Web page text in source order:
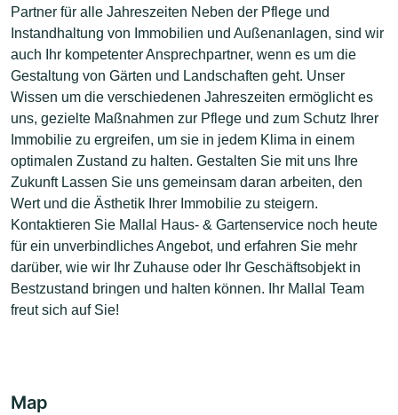
Partner für alle Jahreszeiten Neben der Pflege und
Instandhaltung von Immobilien und Außenanlagen, sind wir
auch Ihr kompetenter Ansprechpartner, wenn es um die
Gestaltung von Gärten und Landschaften geht. Unser
Wissen um die verschiedenen Jahreszeiten ermöglicht es
uns, gezielte Maßnahmen zur Pflege und zum Schutz Ihrer
Immobilie zu ergreifen, um sie in jedem Klima in einem
optimalen Zustand zu halten. Gestalten Sie mit uns Ihre
Zukunft Lassen Sie uns gemeinsam daran arbeiten, den
Wert und die Ästhetik Ihrer Immobilie zu steigern.
Kontaktieren Sie Mallal Haus- & Gartenservice noch heute
für ein unverbindliches Angebot, und erfahren Sie mehr
darüber, wie wir Ihr Zuhause oder Ihr Geschäftsobjekt in
Bestzustand bringen und halten können. Ihr Mallal Team
freut sich auf Sie!
Map